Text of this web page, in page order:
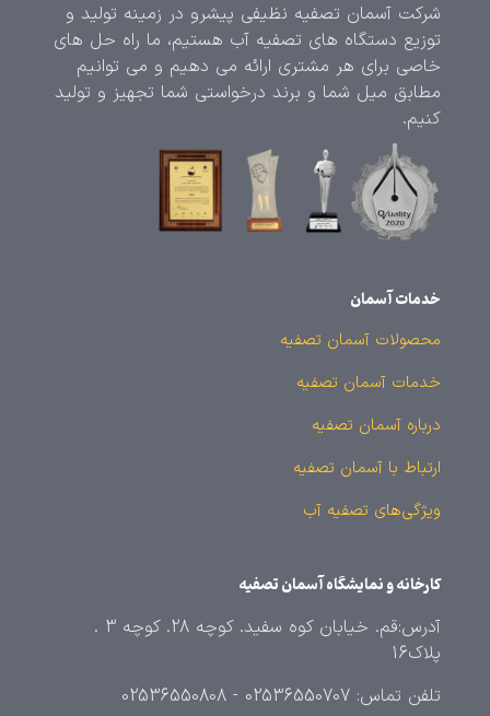
شرکت آسمان تصفیه نظیفی پیشرو در زمینه تولید و
توزیع دستگاه های تصفیه آب هستیم، ما راه حل های
خاصی برای هر مشتری ارائه می دهیم و می توانیم
مطابق میل شما و برند درخواستی شما تجهیز و تولید
کنیم.
خدمات آسمان
محصولات آسمان تصفیه
خدمات آسمان تصفیه
درباره آسمان تصفیه
ارتباط با آسمان تصفیه
ویژگی‌های تصفیه آب
کارخانه و نمایشگاه آسمان تصفیه
آدرس:قم. خیابان کوه سفید. کوچه 28. کوچه 3 .
پلاک16
تلفن تماس: 02536550707 - 02536550808